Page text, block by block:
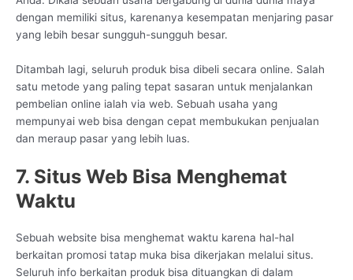
dengan memiliki situs, karenanya kesempatan menjaring pasar
yang lebih besar sungguh-sungguh besar.
Ditambah lagi, seluruh produk bisa dibeli secara online. Salah
satu metode yang paling tepat sasaran untuk menjalankan
pembelian online ialah via web. Sebuah usaha yang
mempunyai web bisa dengan cepat membukukan penjualan
dan meraup pasar yang lebih luas.
7. Situs Web Bisa Menghemat
Waktu
Sebuah website bisa menghemat waktu karena hal-hal
berkaitan promosi tatap muka bisa dikerjakan melalui situs.
Seluruh info berkaitan produk bisa dituangkan di dalam